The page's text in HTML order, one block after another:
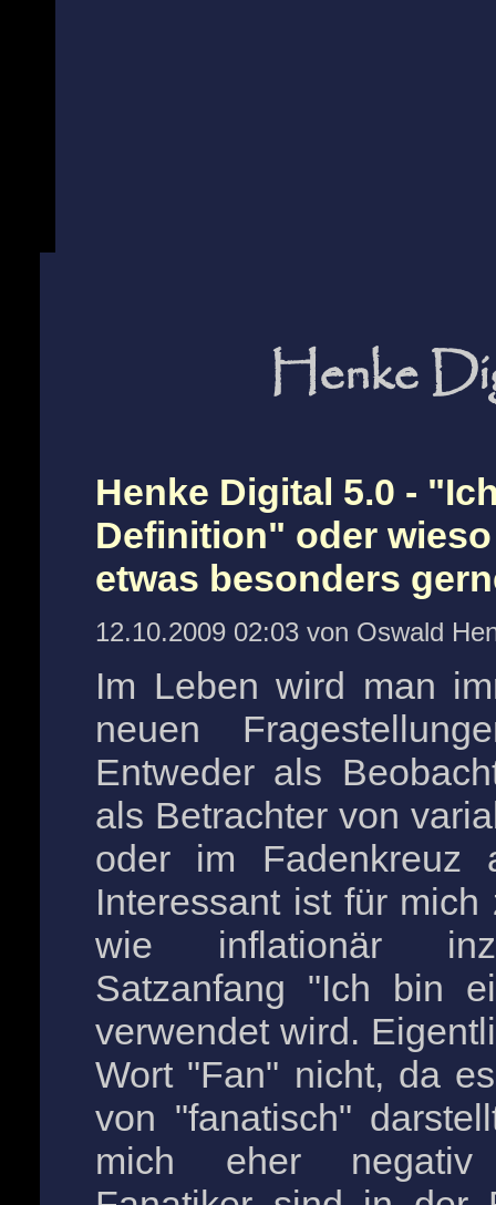
Henke
Henke Digital 5.0 -
Definition" oder
etwas besonders
12.10.2009 02:03 von Oswald
Im Leben wird man
neuen
Entweder als
als Betrachter von
oder im Fadenkreuz
Interessant ist für mich
wie inflationär
Satzanfang "Ich bin
verwendet wird.
Wort "Fan" nicht, da
von "fanatisch"
mich eher